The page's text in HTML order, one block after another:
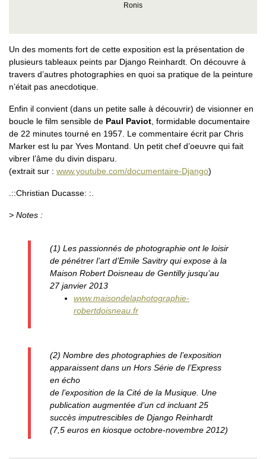
Ronis
Un des moments fort de cette exposition est la présentation de
plusieurs tableaux peints par Django Reinhardt. On découvre à
travers d’autres photographies en quoi sa pratique de la peinture
n’était pas anecdotique.
Enfin il convient (dans un petite salle à découvrir) de visionner en
boucle le film sensible de Paul Paviot , formidable documentaire
de 22 minutes tourné en 1957. Le commentaire écrit par Chris
Marker est lu par Yves Montand. Un petit chef d’oeuvre qui fait
vibrer l’âme du divin disparu.
(extrait sur : www.youtube.com/documentaire-Django)
.::Christian Ducasse: :.
> Notes :
(1) Les passionnés de photographie ont le loisir
de pénétrer l’art d’Emile Savitry qui expose à la
Maison Robert Doisneau de Gentilly jusqu’au
27 janvier 2013
www.maisondelaphotographie-
robertdoisneau.fr
(2) Nombre des photographies de l’exposition
apparaissent dans un Hors Série de l’Express
en écho
de l’exposition de la Cité de la Musique. Une
publication augmentée d’un cd incluant 25
succès imputrescibles de Django Reinhardt
(7,5 euros en kiosque octobre-novembre 2012)